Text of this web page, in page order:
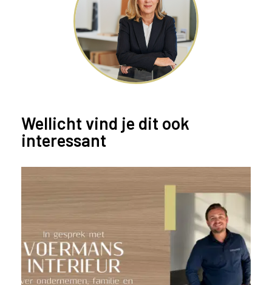
Wellicht vind je dit ook
interessant